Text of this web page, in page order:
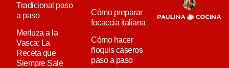
Tradicional paso
a paso
Merluza a la
Vasca: La
Receta que
Siempre Sale
Cómo preparar
focaccia italiana
Cómo hacer
ñoquis caseros
paso a paso